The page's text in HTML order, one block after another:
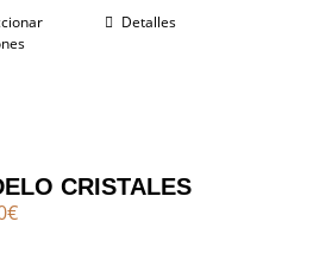
Detalles
CRISTALES
€